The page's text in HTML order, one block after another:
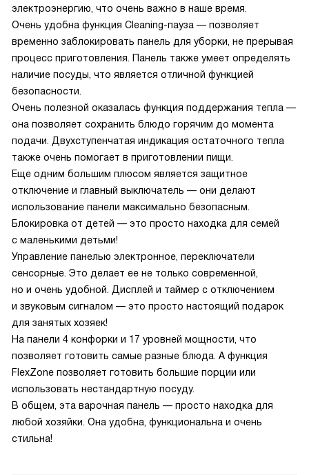
электроэнергию, что очень важно в наше время.
Очень удобна функция Cleaning-пауза — позволяет
временно заблокировать панель для уборки, не прерывая
процесс приготовления. Панель также умеет определять
наличие посуды, что является отличной функцией
безопасности.
Очень полезной оказалась функция поддержания тепла —
она позволяет сохранить блюдо горячим до момента
подачи. Двухступенчатая индикация остаточного тепла
также очень помогает в приготовлении пищи.
Еще одним большим плюсом является защитное
отключение и главный выключатель — они делают
использование панели максимально безопасным.
Блокировка от детей — это просто находка для семей
с маленькими детьми!
Управление панелью электронное, переключатели
сенсорные. Это делает ее не только современной,
но и очень удобной. Дисплей и таймер с отключением
и звуковым сигналом — это просто настоящий подарок
для занятых хозяек!
На панели 4 конфорки и 17 уровней мощности, что
позволяет готовить самые разные блюда. А функция
FlexZone позволяет готовить большие порции или
использовать нестандартную посуду.
В общем, эта варочная панель — просто находка для
любой хозяйки. Она удобна, функциональна и очень
стильна!